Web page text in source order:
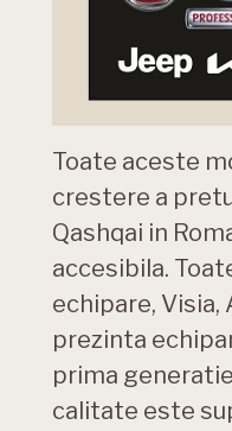
Toate aceste
crestere a
Qashqai in
accesibila.
echipare, Visia,
prezinta
prima
calitate este